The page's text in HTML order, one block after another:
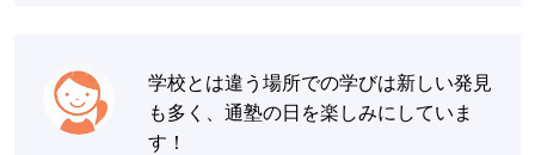
学校とは違う場所での学びは新しい発見
も多く、通塾の日を楽しみにしていま
す！